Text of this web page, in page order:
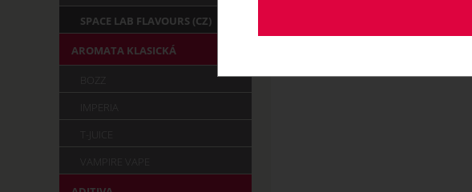
SPACE LAB FLAVOURS (CZ)
AROMATA KLASICKÁ
IMPERIA
T-JUICE
VAMPIRE VAPE